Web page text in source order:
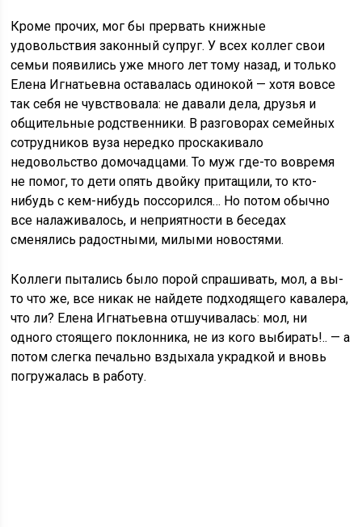
Кроме прочих, мог бы прервать книжные
удовольствия законный супруг. У всех коллег свои
семьи появились уже много лет тому назад, и только
Елена Игнатьевна оставалась одинокой — хотя вовсе
так себя не чувствовала: не давали дела, друзья и
общительные родственники. В разговорах семейных
сотрудников вуза нередко проскакивало
недовольство домочадцами. То муж где-то вовремя
не помог, то дети опять двойку притащили, то кто-
нибудь с кем-нибудь поссорился… Но потом обычно
все налаживалось, и неприятности в беседах
сменялись радостными, милыми новостями.
Коллеги пытались было порой спрашивать, мол, а вы-
то что же, все никак не найдете подходящего кавалера,
что ли? Елена Игнатьевна отшучивалась: мол, ни
одного стоящего поклонника, не из кого выбирать!.. — а
потом слегка печально вздыхала украдкой и вновь
погружалась в работу.